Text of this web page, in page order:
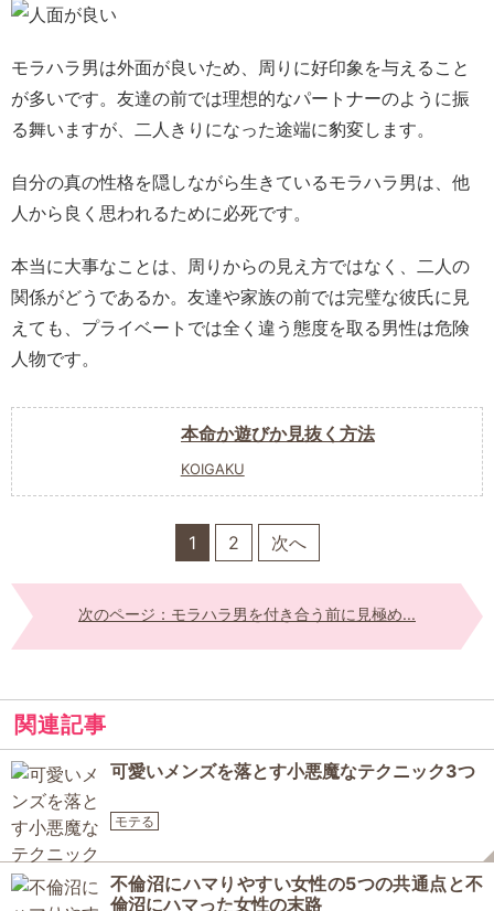
モラハラ男は外面が良いため、周りに好印象を与えること
が多いです。友達の前では理想的なパートナーのように振
る舞いますが、二人きりになった途端に豹変します。
自分の真の性格を隠しながら生きているモラハラ男は、他
人から良く思われるために必死です。
本当に大事なことは、周りからの見え方ではなく、二人の
関係がどうであるか。友達や家族の前では完璧な彼氏に見
えても、プライベートでは全く違う態度を取る男性は危険
人物です。
本命か遊びか見抜く方法
KOIGAKU
1 2 次へ
次のページ：モラハラ男を付き合う前に見極め...
関連記事
可愛いメンズを落とす小悪魔なテクニック3つ
モテる
不倫沼にハマりやすい女性の5つの共通点と不
倫沼にハマった女性の末路